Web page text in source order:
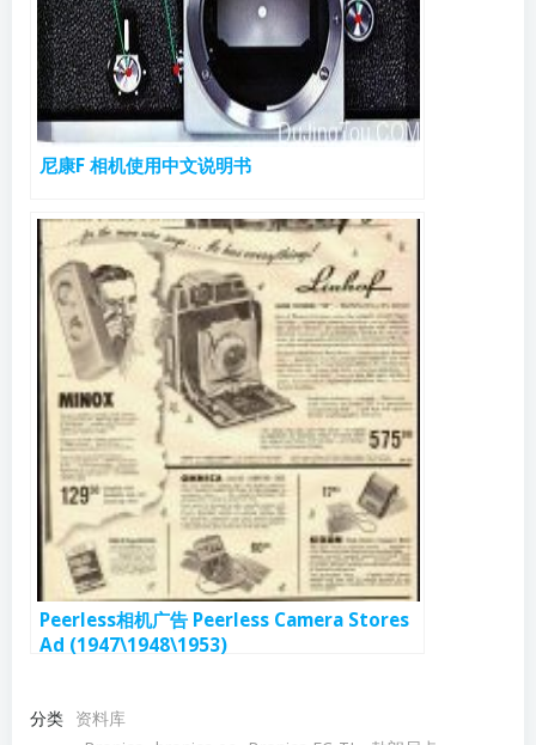
尼康F 相机使用中文说明书
Peerless相机广告 Peerless Camera Stores
Ad (1947\1948\1953)
分类 资料库